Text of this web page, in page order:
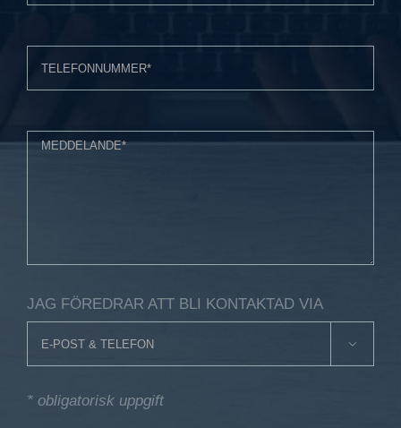
JAG FÖREDRAR ATT BLI KONTAKTAD VIA

* obligatorisk uppgift